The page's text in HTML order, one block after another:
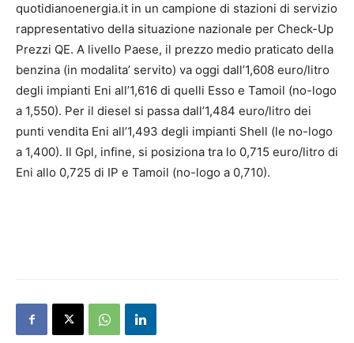
quotidianoenergia.it in un campione di stazioni di servizio
rappresentativo della situazione nazionale per Check-Up
Prezzi QE. A livello Paese, il prezzo medio praticato della
benzina (in modalita’ servito) va oggi dall’1,608 euro/litro
degli impianti Eni all’1,616 di quelli Esso e Tamoil (no-logo
a 1,550). Per il diesel si passa dall’1,484 euro/litro dei
punti vendita Eni all’1,493 degli impianti Shell (le no-logo
a 1,400). Il Gpl, infine, si posiziona tra lo 0,715 euro/litro di
Eni allo 0,725 di IP e Tamoil (no-logo a 0,710).